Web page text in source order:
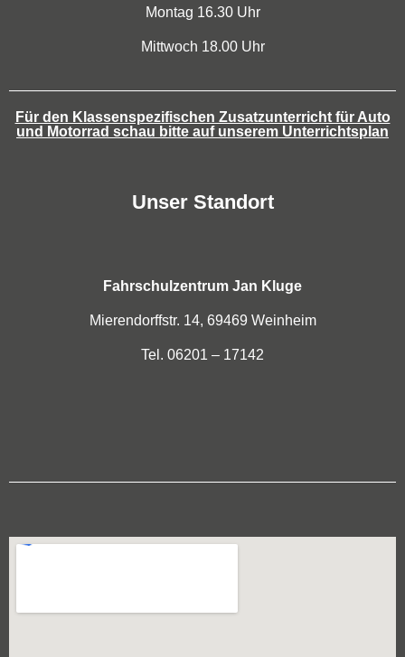
Montag 16.30 Uhr
Mittwoch 18.00 Uhr
Für den Klassenspezifischen Zusatzunterricht für Auto
und Motorrad schau bitte auf unserem Unterrichtsplan
Unser Standort
Fahrschulzentrum Jan Kluge
Mierendorffstr. 14, 69469 Weinheim
Tel. 06201 – 17142